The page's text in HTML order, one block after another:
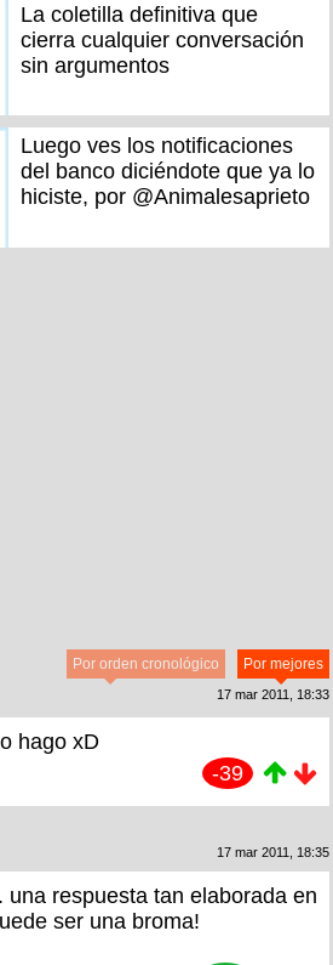
La coletilla definitiva que
cierra cualquier conversación
sin argumentos
Luego ves los notificaciones
del banco diciéndote que ya lo
hiciste, por @Animalesaprieto
Por mejores
Por orden cronológico
17 mar 2011, 18:33
hago xD
-39
17 mar 2011, 18:35
una respuesta tan elaborada en
ser una broma!